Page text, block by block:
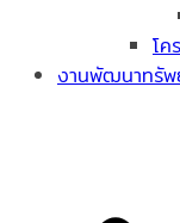
โค
งานพัฒนาทรั